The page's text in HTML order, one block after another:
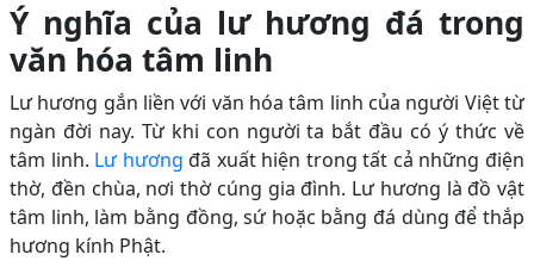
Ý nghĩa của lư hương đá trong
văn hóa tâm linh
Lư hương gắn liền với văn hóa tâm linh của người Việt từ
ngàn đời nay. Từ khi con người ta bắt đầu có ý thức về
tâm linh. Lư hương đã xuất hiện trong tất cả những điện
thờ, đền chùa, nơi thờ cúng gia đình. Lư hương là đồ vật
tâm linh, làm bằng đồng, sứ hoặc bằng đá dùng để thắp
hương kính Phật.